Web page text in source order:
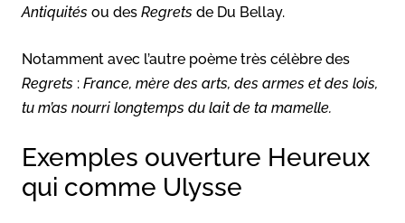
Antiquités ou des Regrets de Du Bellay.
Notamment avec l’autre poème très célèbre des
Regrets : France, mère des arts, des armes et des lois,
tu m’as nourri longtemps du lait de ta mamelle.
Exemples ouverture Heureux
qui comme Ulysse